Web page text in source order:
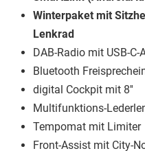
Winterpaket mit
Lenkrad
DAB-Radio mit USB-
Bluetooth
digital Cockpit mit 8''
Multifunktions-
Tempomat mit Limiter
Front-Assist mit City-